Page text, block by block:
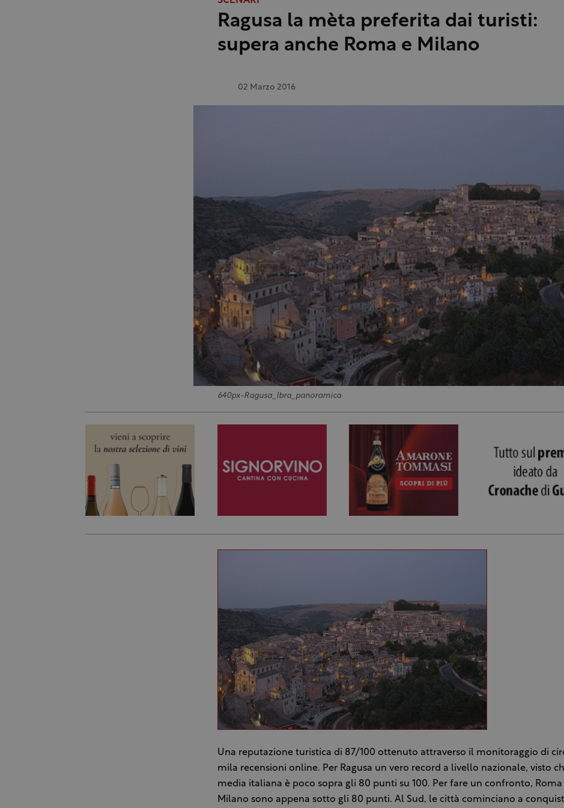
Ragusa la mèta preferita dai turisti:
supera anche Roma e Milano
02 Marzo 2016
640px-Ragusa_Ibra_panoramica
Una reputazione turistica di 87/100 ottenuto attraverso il monitoraggio di
mila recensioni online. Per Ragusa un vero record a livello nazionale, visto
media italiana è poco sopra gli 80 punti su 100. Per fare un confronto, Roma
Milano sono appena sotto gli 80 punti. Al Sud, le città cominciano a